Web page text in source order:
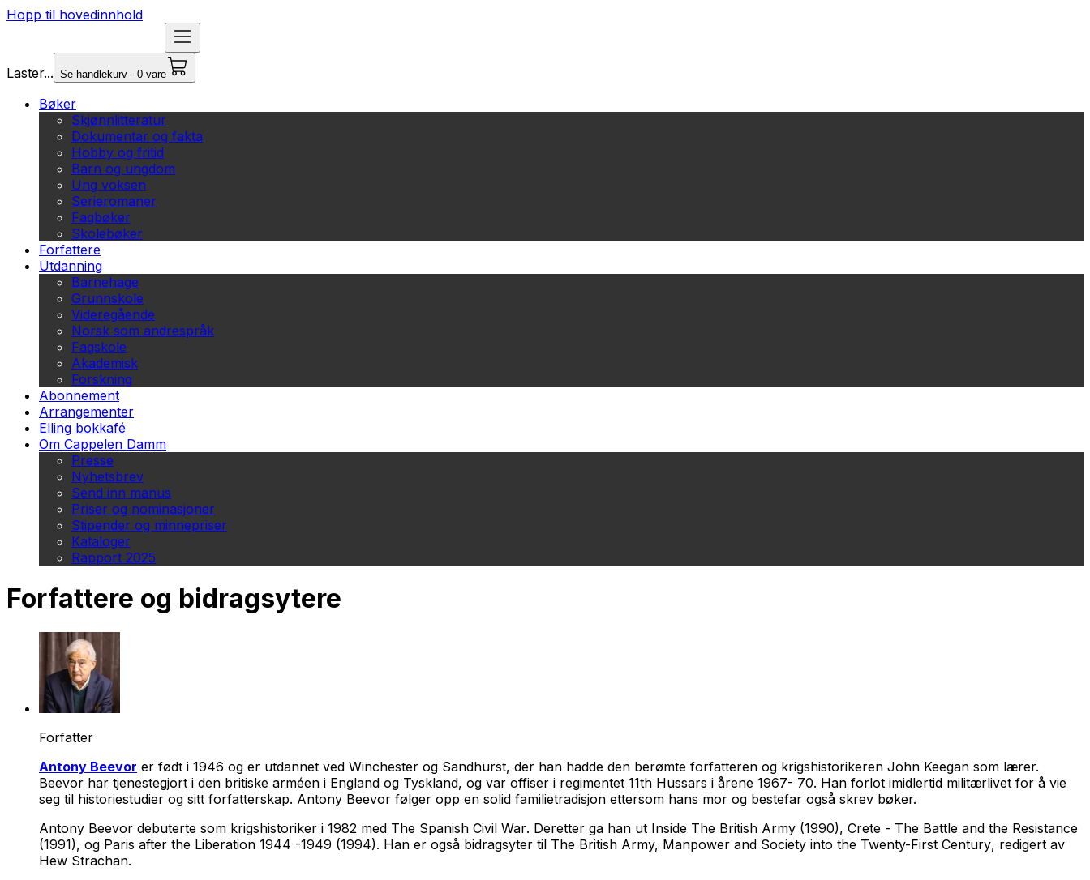
Hopp til hovedinnhold
Laster... Se handlekurv - 0 vare
Bøker
Skjønnlitteratur
Dokumentar og fakta
Hobby og fritid
Barn og ungdom
Ung voksen
Serieromaner
Fagbøker
Skolebøker
Forfattere
Utdanning
Barnehage
Grunnskole
Videregående
Norsk som andrespråk
Fagskole
Akademisk
Forskning
Abonnement
Arrangementer
Elling bokkafé
Om Cappelen Damm
Presse
Nyhetsbrev
Send inn manus
Priser og nominasjoner
Stipender og minnepriser
Kataloger
Rapport 2025
Forfattere og bidragsytere
Forfatter
Antony Beevor er født i 1946 og er utdannet ved Winchester og Sandhurst, der han hadde den berømte forfatteren og krigshistorikeren John Keegan som lærer.
Beevor har tjenestegjort i den britiske arméen i England og Tyskland, og var offiser i regimentet 11th Hussars i årene 1967- 70. Han forlot imidlertid militærlivet for å vie
seg til historiestudier og sitt forfatterskap. Antony Beevor følger opp en solid familietradisjon ettersom hans mor og bestefar også skrev bøker.
Antony Beevor debuterte som krigshistoriker i 1982 med The Spanish Civil War. Deretter ga han ut Inside The British Army (1990), Crete - The Battle and the Resistance
(1991), og Paris after the Liberation 1944 -1949 (1994). Han er også bidragsyter til The British Army, Manpower and Society into the Twenty-First Century, redigert av
Hew Strachan.